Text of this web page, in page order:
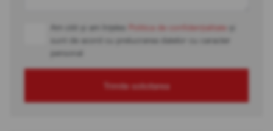
Am citit și am înțeles Politica de confidențialitate
sunt de acord cu prelucrarea datelor cu caracter
personal
Trimite solicitarea